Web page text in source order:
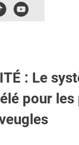
Youbute
: Le
pour les